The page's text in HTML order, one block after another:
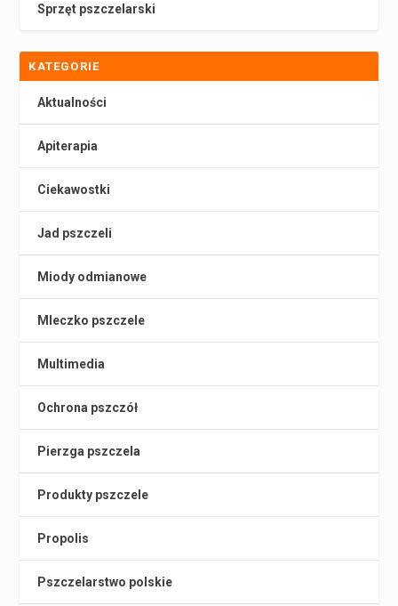
Sprzęt pszczelarski
KATEGORIE
Aktualności
Apiterapia
Ciekawostki
Jad pszczeli
Miody odmianowe
Mleczko pszczele
Multimedia
Ochrona pszczół
Pierzga pszczela
Produkty pszczele
Propolis
Pszczelarstwo polskie